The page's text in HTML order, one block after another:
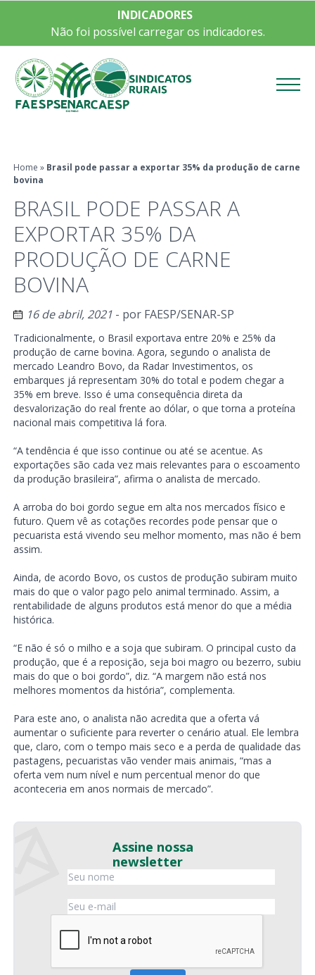
INDICADORES
Não foi possível carregar os indicadores.
Home » Brasil pode passar a exportar 35% da produção de carne
bovina
BRASIL PODE PASSAR A
EXPORTAR 35% DA
PRODUÇÃO DE CARNE
BOVINA
16 de abril, 2021- por FAESP/SENAR-SP
Tradicionalmente, o Brasil exportava entre 20% e 25% da
produção de carne bovina. Agora, segundo o analista de
mercado Leandro Bovo, da Radar Investimentos, os
embarques já representam 30% do total e podem chegar a
35% em breve. Isso é uma consequência direta da
desvalorização do real frente ao dólar, o que torna a proteína
nacional mais competitiva lá fora.
“A tendência é que isso continue ou até se acentue. As
exportações são cada vez mais relevantes para o escoamento
da produção brasileira”, afirma o analista de mercado.
A arroba do boi gordo segue em alta nos mercados físico e
futuro. Quem vê as cotações recordes pode pensar que o
pecuarista está vivendo seu melhor momento, mas não é bem
assim.
Ainda, de acordo Bovo, os custos de produção subiram muito
mais do que o valor pago pelo animal terminado. Assim, a
rentabilidade de alguns produtos está menor do que a média
histórica.
“E não é só o milho e a soja que subiram. O principal custo da
produção, que é a reposição, seja boi magro ou bezerro, subiu
mais do que o boi gordo”, diz. “A margem não está nos
melhores momentos da história”, complementa.
Para este ano, o analista não acredita que a oferta vá
aumentar o suficiente para reverter o cenário atual. Ele lembra
que, claro, com o tempo mais seco e a perda de qualidade das
pastagens, pecuaristas vão vender mais animais, “mas a
oferta vem num nível e num percentual menor do que
aconteceria em anos normais de mercado”.
Assine nossa
newsletter